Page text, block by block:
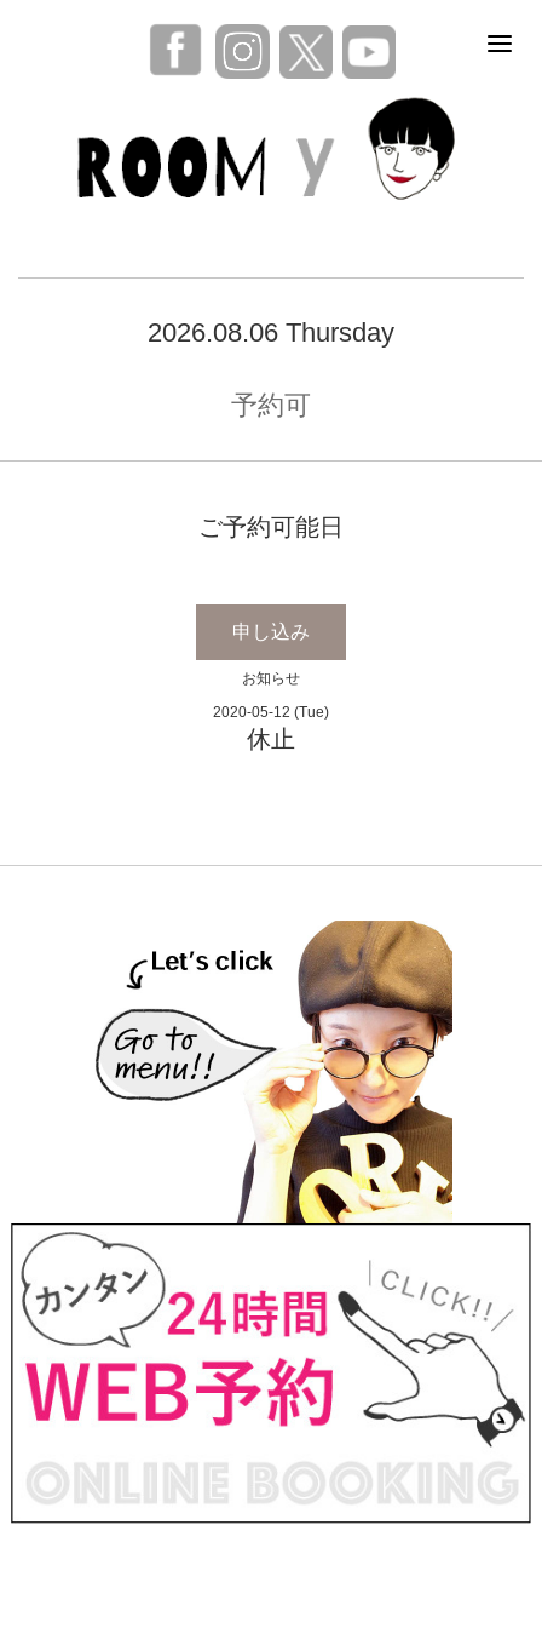
2026.08.06 Thursday
予約可
ご予約可能日
申し込み
お知らせ
2020-05-12 (Tue)
休止